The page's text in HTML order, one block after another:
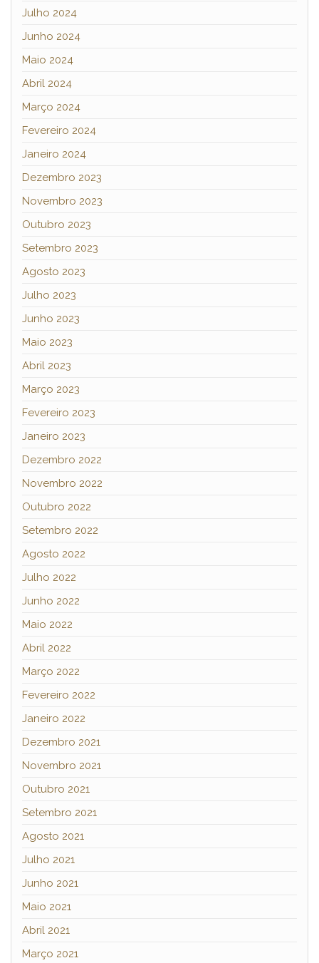
Julho 2024
Junho 2024
Maio 2024
Abril 2024
Março 2024
Fevereiro 2024
Janeiro 2024
Dezembro 2023
Novembro 2023
Outubro 2023
Setembro 2023
Agosto 2023
Julho 2023
Junho 2023
Maio 2023
Abril 2023
Março 2023
Fevereiro 2023
Janeiro 2023
Dezembro 2022
Novembro 2022
Outubro 2022
Setembro 2022
Agosto 2022
Julho 2022
Junho 2022
Maio 2022
Abril 2022
Março 2022
Fevereiro 2022
Janeiro 2022
Dezembro 2021
Novembro 2021
Outubro 2021
Setembro 2021
Agosto 2021
Julho 2021
Junho 2021
Maio 2021
Abril 2021
Março 2021